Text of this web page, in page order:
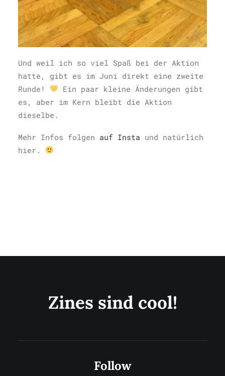
Und weil ich so viel Spaß bei der Aktion
hatte, gibt es im Juni direkt eine zweite
Runde!
Ein paar kleine Änderungen gibt
es, aber im Kern bleibt die Aktion
dieselbe.
Mehr Infos folgen auf Insta und natürlich
hier.
Zines sind cool!
Follow